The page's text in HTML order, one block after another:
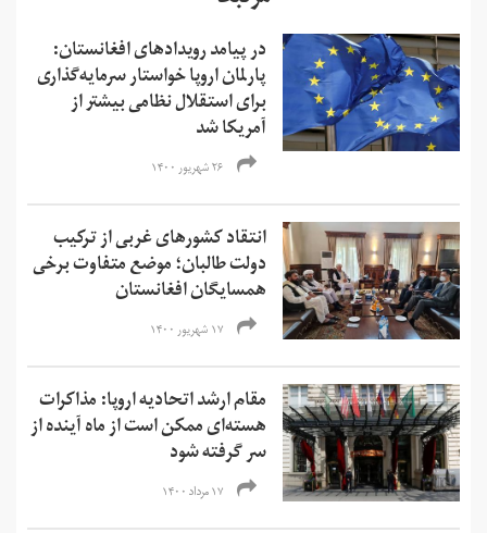
در پیامد رویدادهای افغانستان:
پارلمان اروپا خواستار سرمایه‌گذاری
برای استقلال نظامی بیشتر از
آمریکا شد
۲۶ شهریور ۱۴۰۰
انتقاد کشورهای غربی از ترکیب
دولت طالبان؛ موضع متفاوت برخی
همسایگان افغانستان
۱۷ شهریور ۱۴۰۰
مقام ارشد اتحادیه اروپا: مذاکرات
هسته‌ای ممکن است از ماه آینده از
سر گرفته شود
۱۷ مرداد ۱۴۰۰